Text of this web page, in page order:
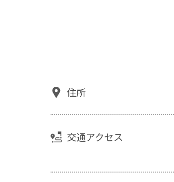
住所
交通アクセス